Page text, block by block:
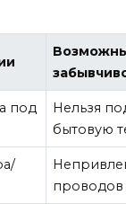
под
Нельзя
бытовую
проводов